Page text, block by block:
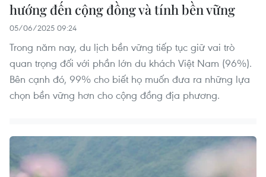
hướng đến cộng đồng và tính bền vững
05/06/2025 09:24
Trong năm nay, du lịch bền vững tiếp tục giữ vai trò
quan trọng đối với phần lớn du khách Việt Nam (96%).
Bên cạnh đó, 99% cho biết họ muốn đưa ra những lựa
chọn bền vững hơn cho cộng đồng địa phương.